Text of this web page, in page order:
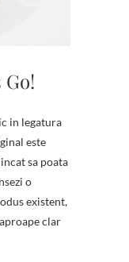
Go!
este
sa poata
o
existent,
clar